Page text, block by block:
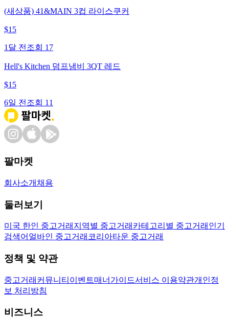
(새상품) 41&MAIN 3컵 라이스쿠커
$15
1달 전 조회 17
Hell's Kitchen 덤프냄비 3QT 레드
$15
6일 전 조회 11
팔마켓
회사소개 채용
둘러보기
미국 한인 중고거래 지역별 중고거래 카테고리별 중고거래 인기
검색어 얼바인 중고거래 코리아타운 중고거래
정책 및 약관
중고거래 커뮤니티 이벤트매너가이드서비스 이용약관개인정
보 처리방침
비즈니스